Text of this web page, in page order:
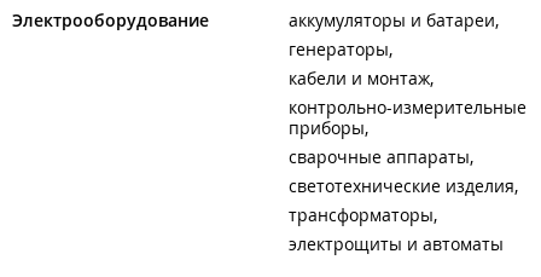
Если у клиента нет времени на посещение магазинов, все
необходимые стройматериалы и товары для ремонта можно
приобрести на сайте компании. Компания быстро соберет и
Также компания работает с юридическими лицами,
обеспечивая удобство и надежность сотрудничества.
Зеленый остров".
Электрооборудование
аккумуляторы и батареи
генераторы
кабели и монтаж
контрольно-измерительные
приборы
сварочные аппараты
светотехнические изделия
трансформаторы
электрощиты и автоматы